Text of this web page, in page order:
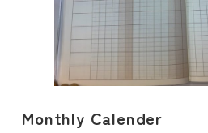
Monthly Calender